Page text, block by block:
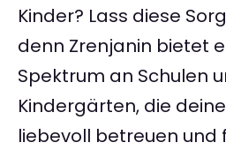
Kinder? Lass diese
denn Zrenjanin bietet
Spektrum an Schulen
Kindergärten, die
liebevoll betreuen und